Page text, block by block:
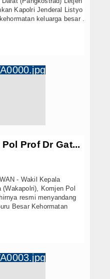
Kapolri Jenderal Listyo
keluarga besar .
Prof Dr Gat...
- Wakil Kepala
Komjen Pol
resmi menyandang
Besar Kehormatan